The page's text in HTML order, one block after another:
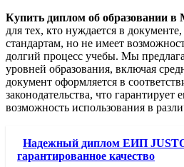
Купить диплом об образовании в
для тех, кто нуждается в
стандартам, но не имеет
долгий процесс учебы. Мы
уровней образования, включая
документ оформляется в
законодательства, что
возможность использования в
Надежный диплом ЕИП
гарантированное качество